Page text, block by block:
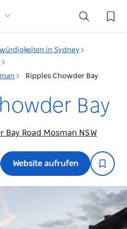
in Sydney
Ripples Chowder Bay
Bay
Bay Road Mosman NSW
Website aufrufen